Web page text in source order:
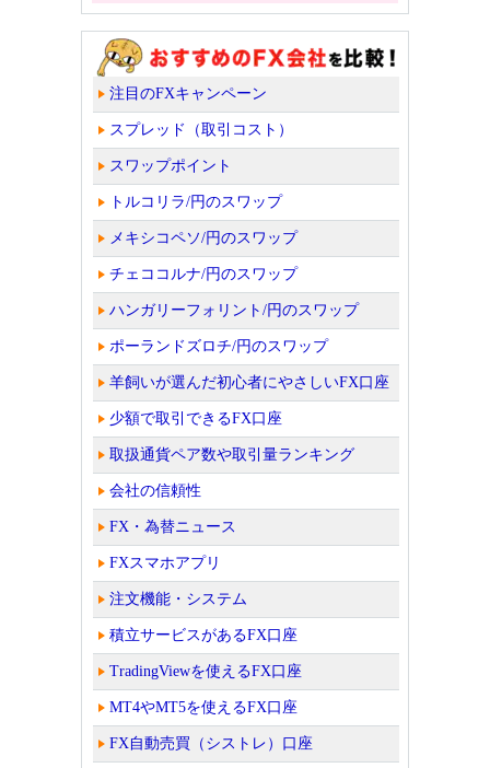
注目のFXキャンペーン
スプレッド（取引コスト）
スワップポイント
トルコリラ/円のスワップ
メキシコペソ/円のスワップ
チェココルナ/円のスワップ
ハンガリーフォリント/円のスワップ
ポーランドズロチ/円のスワップ
羊飼いが選んだ初心者にやさしいFX口座
少額で取引できるFX口座
取扱通貨ペア数や取引量ランキング
会社の信頼性
FX・為替ニュース
FXスマホアプリ
注文機能・システム
積立サービスがあるFX口座
TradingViewを使えるFX口座
MT4やMT5を使えるFX口座
FX自動売買（シストレ）口座